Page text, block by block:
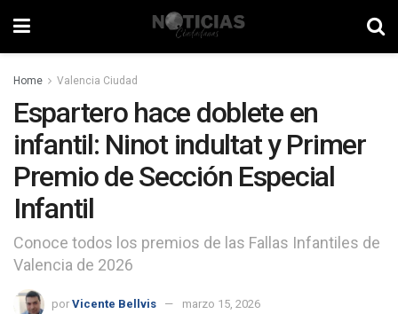
Home Valencia Ciudad
Espartero hace doblete en
infantil: Ninot indultat y Primer
Premio de Sección Especial
Infantil
Conoce todos los premios de las Fallas Infantiles de
Valencia de 2026
por Vicente Bellvis marzo 15, 2026